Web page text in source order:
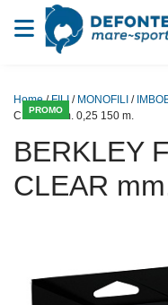
Vai al contenuto
PROMO
Home/FILI / MONOFILI /
CLEAR mm. 0,25 150 m.
BERKLEY
CLEAR